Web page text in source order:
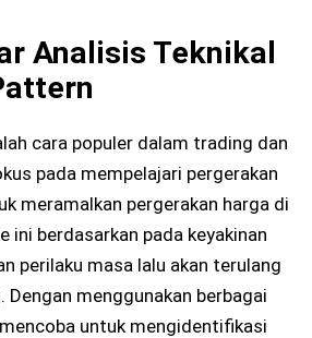
Analisis Teknikal
cara populer dalam trading dan
pada mempelajari pergerakan
meramalkan pergerakan harga di
ini berdasarkan pada keyakinan
perilaku masa lalu akan terulang
menggunakan berbagai
untuk mengidentifikasi